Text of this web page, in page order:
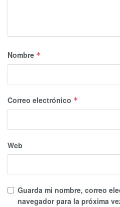
Nombre *
Correo electrónico *
Web
Guarda mi nombre, correo
navegador para la próxima